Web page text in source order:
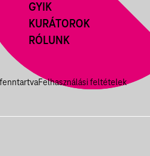
GYIK
KURÁTOROK
RÓLUNK
Felhasználási feltételek